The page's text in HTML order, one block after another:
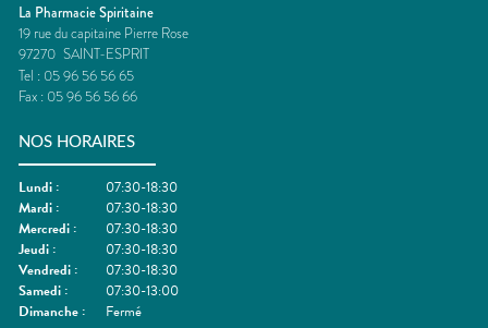
La Pharmacie Spiritaine
19 rue du capitaine Pierre Rose
97270 SAINT-ESPRIT
Tel : 05 96 56 56 65
Fax : 05 96 56 56 66
NOS HORAIRES
Lundi :
07:30-18:30
Mardi :
07:30-18:30
Mercredi :
07:30-18:30
Jeudi :
07:30-18:30
Vendredi :
07:30-18:30
Samedi :
07:30-13:00
Dimanche : Fermé